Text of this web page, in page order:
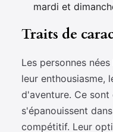
mardi et
Traits de
Les personnes
leur enthousiasme,
d'aventure. Ce sont
s'épanouissent
compétitif. Leur